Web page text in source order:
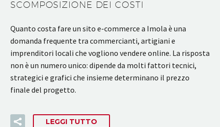
SCOMPOSIZIONE DEI COSTI
Quanto costa fare un sito e-commerce a Imola è una
domanda frequente tra commercianti, artigiani e
imprenditori locali che vogliono vendere online. La risposta
non è un numero unico: dipende da molti fattori tecnici,
strategici e grafici che insieme determinano il prezzo
finale del progetto.
LEGGI TUTTO